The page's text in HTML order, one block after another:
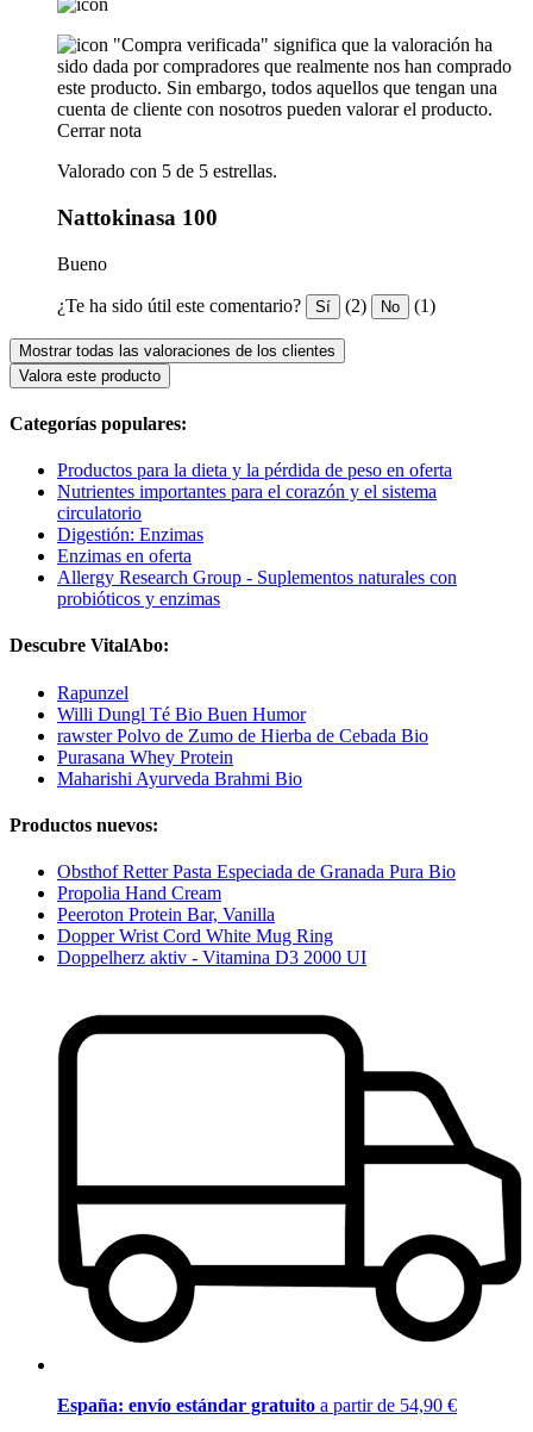
"Compra verificada" significa que la valoración ha
sido dada por compradores que realmente nos han comprado
este producto. Sin embargo, todos aquellos que tengan una
cuenta de cliente con nosotros pueden valorar el producto.
Cerrar nota
Valorado con 5 de 5 estrellas.
Nattokinasa 100
Bueno
¿Te ha sido útil este comentario? Sí (2) No (1)
Mostrar todas las valoraciones de los clientes
Valora este producto
Categorías populares:
Productos para la dieta y la pérdida de peso en oferta
Nutrientes importantes para el corazón y el sistema
circulatorio
Digestión: Enzimas
Enzimas en oferta
Allergy Research Group - Suplementos naturales con
probióticos y enzimas
Descubre VitalAbo:
Rapunzel
Willi Dungl Té Bio Buen Humor
rawster Polvo de Zumo de Hierba de Cebada Bio
Purasana Whey Protein
Maharishi Ayurveda Brahmi Bio
Productos nuevos:
Obsthof Retter Pasta Especiada de Granada Pura Bio
Propolia Hand Cream
Peeroton Protein Bar, Vanilla
Dopper Wrist Cord White Mug Ring
Doppelherz aktiv - Vitamina D3 2000 UI
España: envío estándar gratuito a partir de 54,90 €